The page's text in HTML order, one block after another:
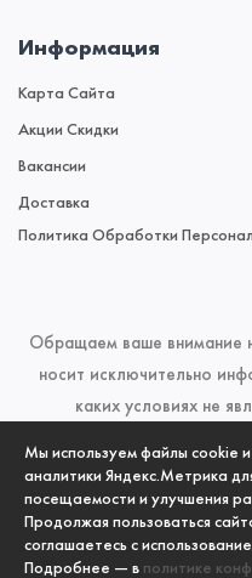
Мы используем файлы cookie и
аналитики Яндекс.Метрика
посещаемости и улучшения
Продолжая пользоваться
соглашаетесь с
Подробнее — в политике
Информация
Карта Сайта
Акции Скидки
Вакансии
Доставка
Политика Обработки
Обращаем ваше внимание
носит исключительно
каких условиях не
кодекса Российской
информации о наличии и
(или) услуг, пожалуйста,
продаж по телефонам,